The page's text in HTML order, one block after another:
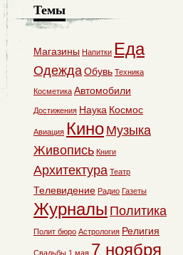
Темы
Магазины Напитки Еда
ОдеждаОбувь Техника
Косметика Автомобили
Достижения Наука Космос
Авиация Кино Музыка
Живопись Книги
Архитектура Театр
Телевидение Радио Газеты
Журналы Политика
Полит бюро Астрология Религия
Свадьбы 1 мая 7 ноября